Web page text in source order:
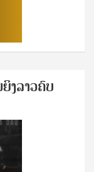
ງ​​ລາວຄົບ​